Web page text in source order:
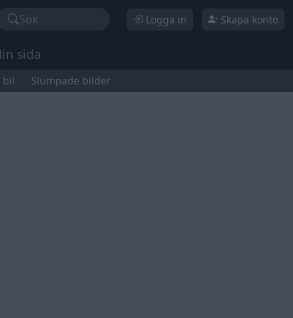
Sök Logga in Skapa konto
sida
bil Slumpade bilder